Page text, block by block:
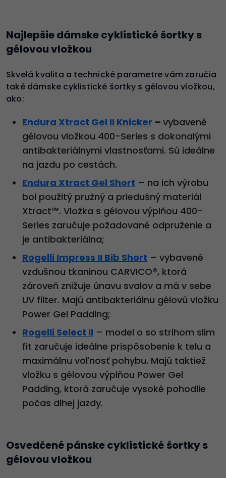
Najlepšie dámske cyklistické šortky s
gélovou vložkou
Skvelá kvalita a technické parametre vám zaručia
také dámske cyklistické šortky s gélovou vložkou,
ako:
Endura Xtract Gel II Knicker – vybavené
gélovou vložkou 400-Series s dokonalými
antibakteriálnymi vlastnosťami. Sú ideálne
na jazdu po cestách.
Endura Xtract Gel Short – na ich výrobu
bol použitý pružný a priedušný materiál
Xtract™. Vložka s gélovou výplňou 400-
Series zaručuje požadované odpruženie a
je antibakteriálna;
Rogelli Impress II Bib Short – vybavené
vzdušnou tkaninou CARVICO®, ktorá
zároveň znižuje únavu svalov a má v sebe
UV filter. Majú antibakteriálnu gélovú vložku
Power Gel Padding;
Rogelli Select II – model o so strihom slim
fit zaručuje ideálne prispôsobenie k telu a
maximálnu voľnosť pohybu. Majú taktiež
vložku s gélovou výplňou Power Gel
Padding, ktorá zaručuje vysoké pohodlie
počas dlhej jazdy.
Osvedčené pánske cyklistické šortky s
gélovou vložkou